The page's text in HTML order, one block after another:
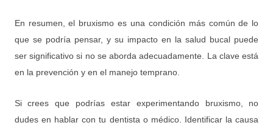
En resumen, el bruxismo es una condición más común de lo
que se podría pensar, y su impacto en la salud bucal puede
ser significativo si no se aborda adecuadamente. La clave está
en la prevención y en el manejo temprano.
Si crees que podrías estar experimentando bruxismo, no
dudes en hablar con tu dentista o médico. Identificar la causa